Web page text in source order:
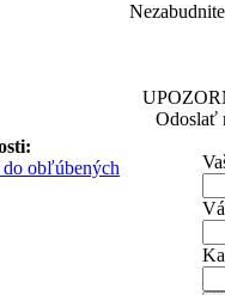
obľúbených
Odoslať